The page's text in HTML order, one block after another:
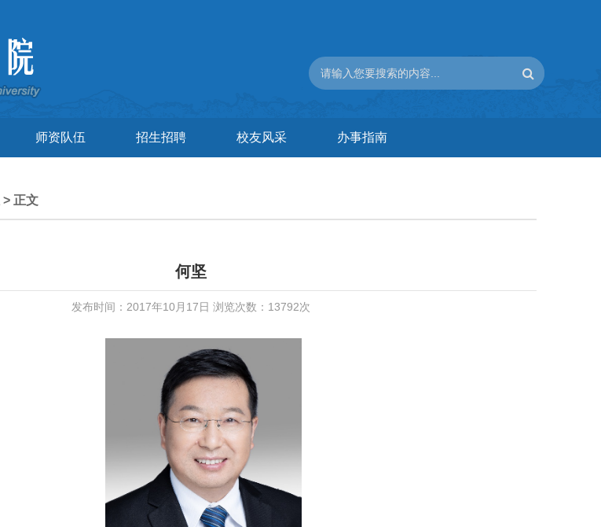
师资队伍 招生招聘 校友风采 办事指南
> 正文
何坚
发布时间：2017年10月17日 浏览次数： 13792次